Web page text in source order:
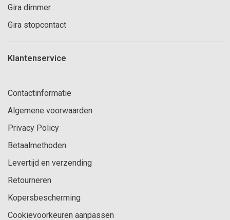
Gira dimmer
Gira stopcontact
Klantenservice
Contactinformatie
Algemene voorwaarden
Privacy Policy
Betaalmethoden
Levertijd en verzending
Retourneren
Kopersbescherming
Cookievoorkeuren aanpassen